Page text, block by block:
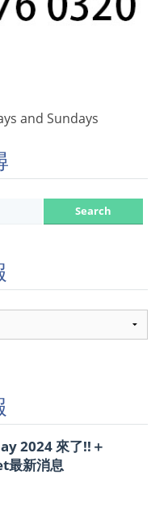
and Sundays
2024 來了!!＋
最新消息